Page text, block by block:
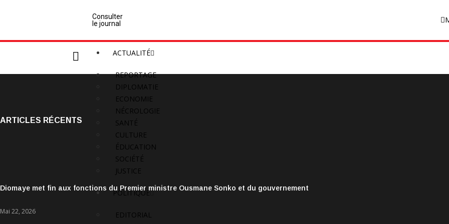
Consulter
le journal
ACTUALITÉ
REPORTAGE
DIPLOMATIE
ECONOMIE
NÉCROLOGIE
SANTÉ
CULTURE
ÉDUCATION
SOCIÉTÉ
JUSTICE
POLITIQUE
EDITORIAL
ARTICLES RÉCENTS
Diomaye met fin aux fonctions du Premier ministre Ousmane Sonko et du gouvernement
Mai 22, 2026